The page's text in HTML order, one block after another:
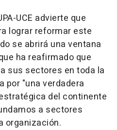
UCE advierte que
lograr reformar este
se abrirá una ventana
ha reafirmado que
sus sectores en toda la
por "una verdadera
del continente
a sectores
organización.